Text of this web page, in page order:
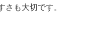
も大切です。